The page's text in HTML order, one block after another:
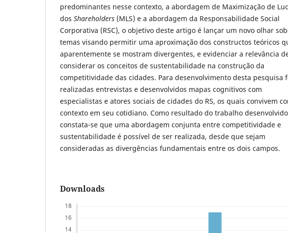
predominantes nesse contexto, a abordagem de Maximização de
dos Shareholders (MLS) e a abordagem da Responsabilidade Social
Corporativa (RSC), o objetivo deste artigo é lançar um novo olhar
temas visando permitir uma aproximação dos constructos teóricos
aparentemente se mostram divergentes, e evidenciar a relevância
considerar os conceitos de sustentabilidade na construção da
competitividade das cidades. Para desenvolvimento desta pesquisa
realizadas entrevistas e desenvolvidos mapas cognitivos com
especialistas e atores sociais de cidades do RS, os quais convivem
contexto em seu cotidiano. Como resultado do trabalho desenvolvido
constata-se que uma abordagem conjunta entre competitividade e
sustentabilidade é possível de ser realizada, desde que sejam
consideradas as divergências fundamentais entre os dois campos.
Downloads